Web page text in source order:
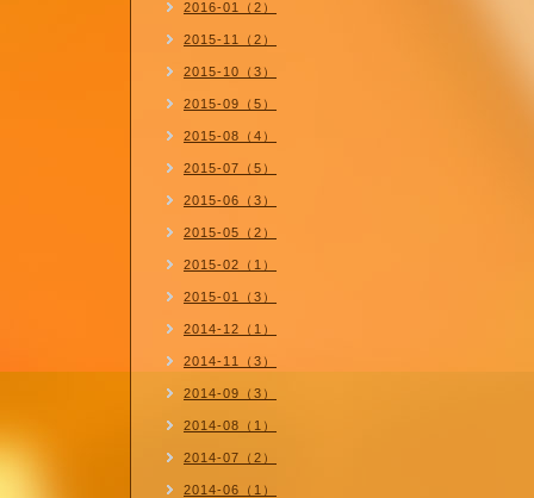
2016-01（2）
2015-11（2）
2015-10（3）
2015-09（5）
2015-08（4）
2015-07（5）
2015-06（3）
2015-05（2）
2015-02（1）
2015-01（3）
2014-12（1）
2014-11（3）
2014-09（3）
2014-08（1）
2014-07（2）
2014-06（1）